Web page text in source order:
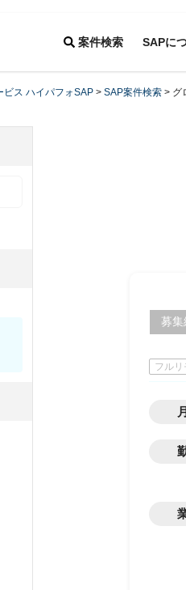
案件検索 SAPに
ビス ハイパフォSAP > SAP案件検索 > グ
募集
フルリ